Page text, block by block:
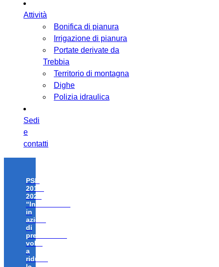
Attività
Bonifica di pianura
Irrigazione di pianura
Portate derivate da
Trebbia
Territorio di montagna
Dighe
Polizia idraulica
Sedi
e
contatti
PSR
2014-
2020
“Investimenti
in
azioni
di
prevenzione
volte
a
ridurre